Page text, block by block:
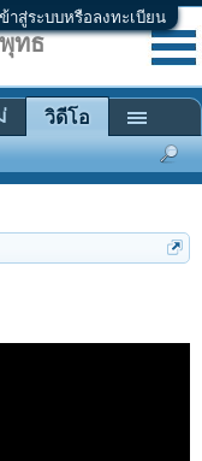
ข้าสู่ระบบหรือลงทะเบียน
ทธ
วิดีโอ